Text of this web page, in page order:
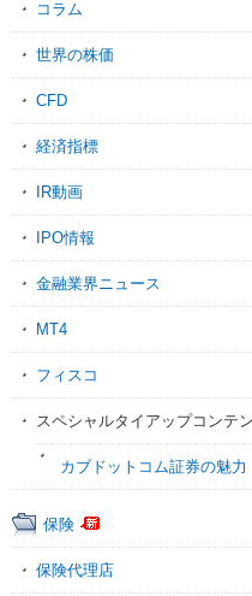
コラム
世界の株価
CFD
経済指標
IR動画
IPO情報
金融業界ニュース
MT4
フィスコ
スペシャルタイアップコンテ
カブドットコム証券の魅力
保険
保険代理店